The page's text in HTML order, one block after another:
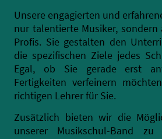
Unsere engagierten und
nur talentierte Musiker, sondern
Profis. Sie gestalten den
die spezifischen Ziele jedes
Egal, ob Sie gerade erst
Fertigkeiten verfeinern
richtigen Lehrer für Sie.
Zusätzlich bieten wir die
unserer Musikschul-Band